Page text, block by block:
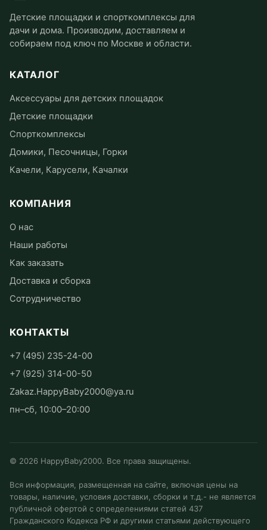
Детские площадки и спорткомплексы для
дачи и дома. Производим, доставляем и
собираем под ключ по Москве и области.
КАТАЛОГ
Аксессуары для детских площадок
Детские площадки
Спорткомплексы
Домики, Песочницы, Горки
Качели, Карусели, Качалки
КОМПАНИЯ
О нас
Наши работы
Как заказать
Доставка и сборка
Сотрудничество
КОНТАКТЫ
+7 (495) 235-24-00
+7 (925) 314-00-50
Zakaz.HappyBaby2000@ya.ru
пн–сб, 10:00–20:00
© 2026 HappyBaby2000. Все права защищены.
Вся информация, размещенная на сайте, включая цены на
товары, наличие, условия доставки, сборки и т.д.- не является
публичной офертой с определениями статей 437
Гражданского Кодекса РФ и другими статьями действующего